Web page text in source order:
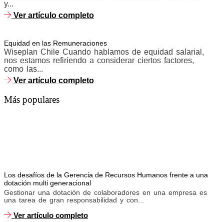
y...
Ver artículo completo
Equidad en las Remuneraciones
Wiseplan Chile Cuando hablamos de equidad salarial,
nos estamos refiriendo a considerar ciertos factores,
como las...
Ver artículo completo
Más populares
Los desafíos de la Gerencia de Recursos Humanos frente a una
dotación multi generacional
Gestionar una dotación de colaboradores en una empresa es
una tarea de gran responsabilidad y con...
Ver artículo completo